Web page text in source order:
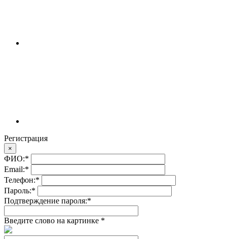
Регистрация
×
ФИО:*
Email:*
Телефон:*
Пароль:*
Подтверждение пароля:*
Введите слово на картинке *